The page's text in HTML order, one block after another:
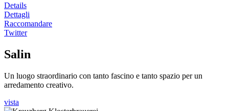
Details
Dettagli
Raccomandare
Twitter
Salin
Un luogo straordinario con tanto fascino e tanto spazio per un
arredamento creativo.
vista